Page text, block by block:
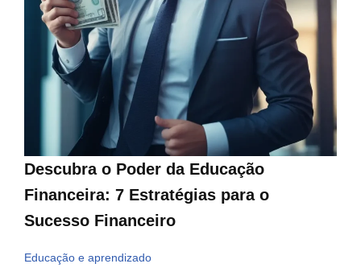
Descubra o Poder da Educação
Financeira: 7 Estratégias para o
Sucesso Financeiro
Educação e aprendizado